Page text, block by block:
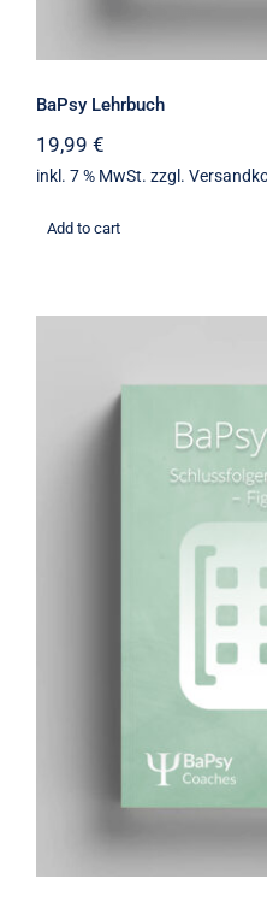
BaPsy Lehrbuch
19,99 €
inkl. 7 % MwSt. zzgl.
Add to cart
Übungsbuch: